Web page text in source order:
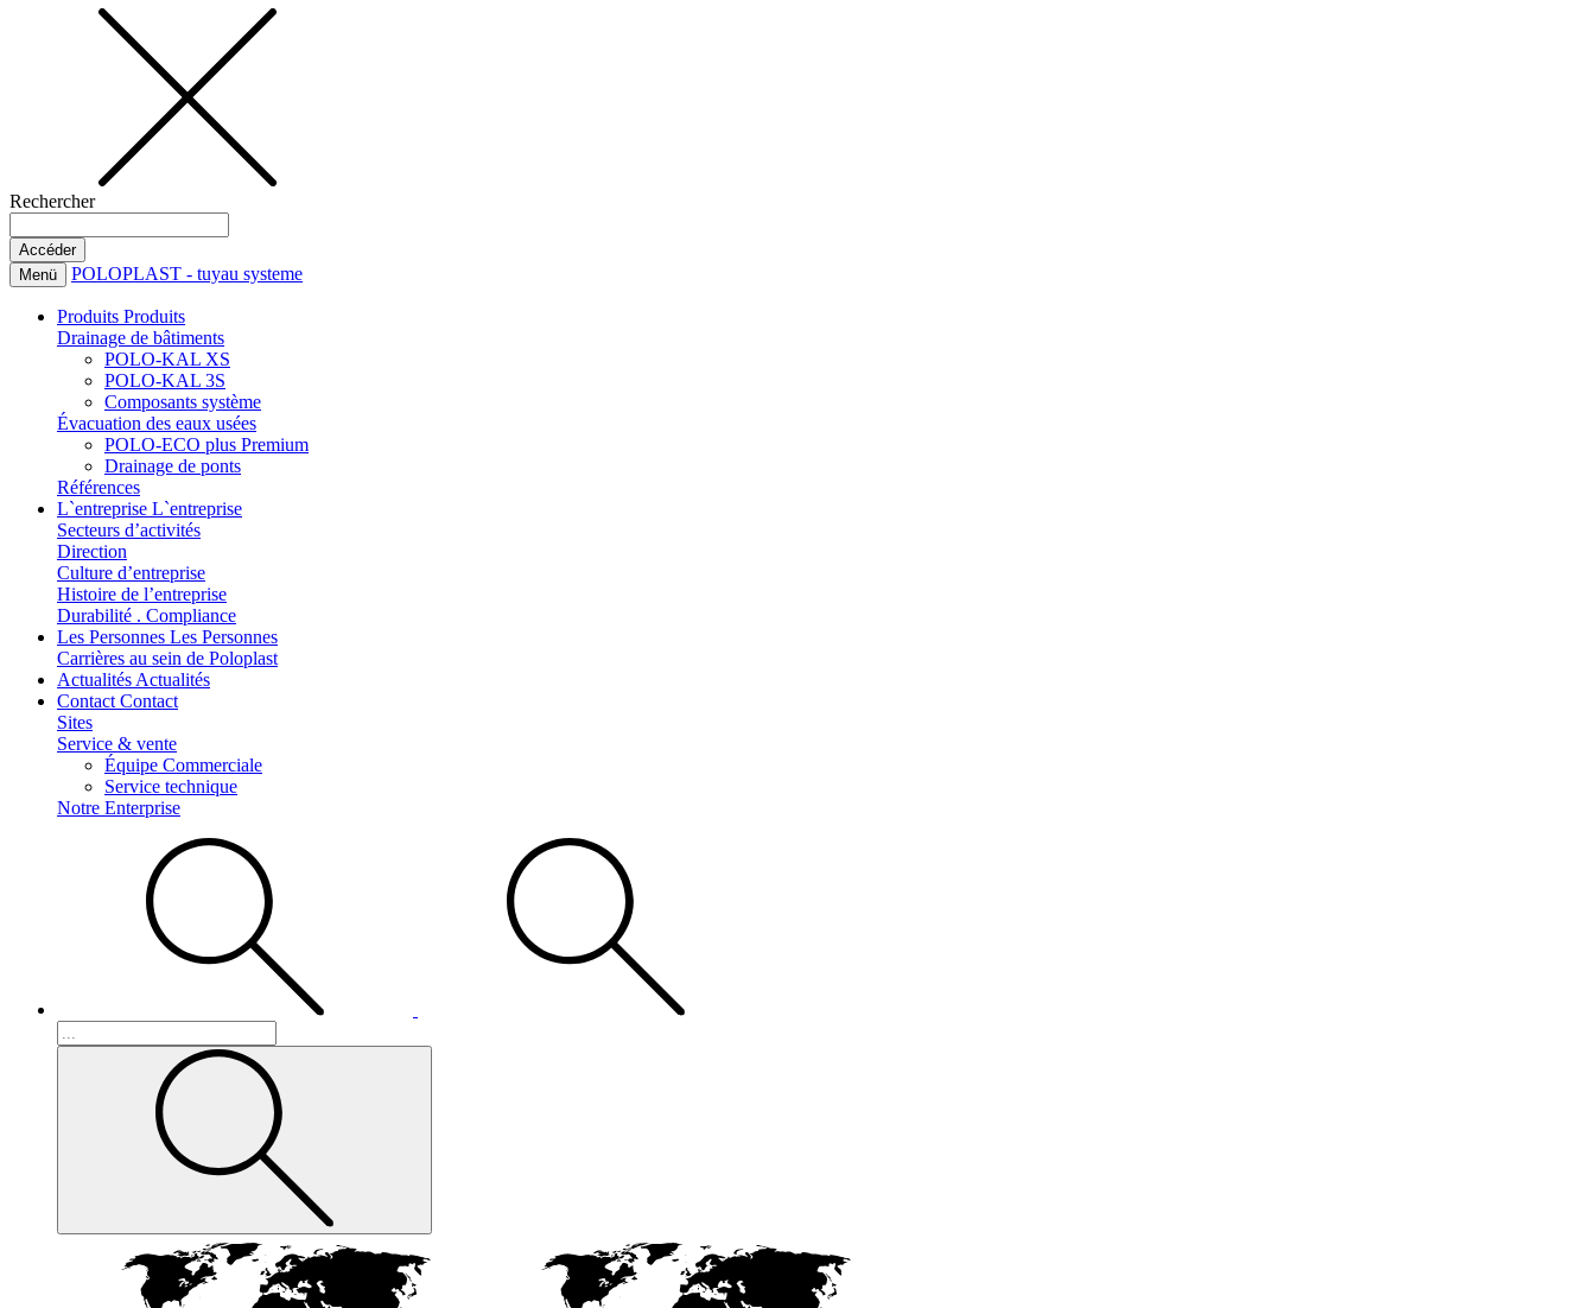
Rechercher
Menü POLOPLAST - tuyau systeme
Produits Produits
Drainage de bâtiments
POLO-KAL XS
POLO-KAL 3S
Composants système
Évacuation des eaux usées
POLO-ECO plus Premium
Drainage de ponts
Références
L`entreprise L`entreprise
Secteurs d’activités
Direction
Culture d’entreprise
Histoire de l’entreprise
Durabilité . Compliance
Les Personnes Les Personnes
Carrières au sein de Poloplast
Actualités Actualités
Contact Contact
Sites
Service & vente
Équipe Commerciale
Service technique
Notre Enterprise